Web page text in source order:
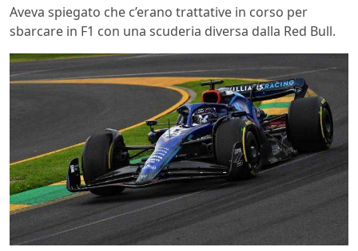
Aveva spiegato che c’erano trattative in corso per
sbarcare in F1 con una scuderia diversa dalla Red Bull.